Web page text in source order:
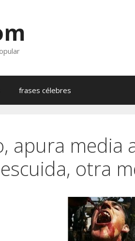
frases célebres
apura media
otra